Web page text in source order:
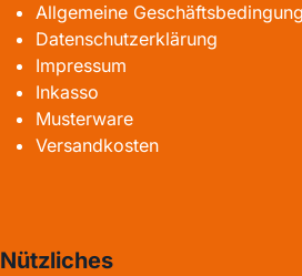
Allgemeine
Datenschutzerklärung
Impressum
Inkasso
Musterware
Versandkosten
Nützliches